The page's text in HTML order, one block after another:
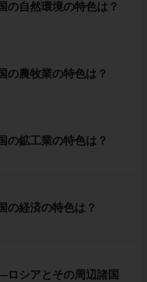
の自然環境の特色は？
の農牧業の特色は？
の鉱工業の特色は？
の経済の特色は？
ロシアとその周辺諸国